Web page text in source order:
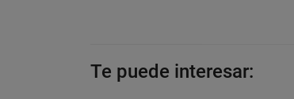
Te puede interesar: